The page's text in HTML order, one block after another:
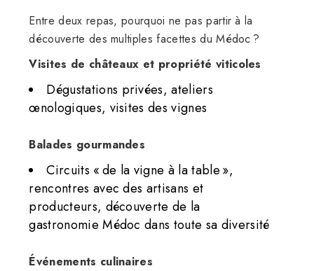
Entre deux repas, pourquoi ne pas partir à la
découverte des multiples facettes du Médoc ?
Visites de châteaux et propriété viticoles
Dégustations privées, ateliers
œnologiques, visites des vignes
Balades gourmandes
Circuits « de la vigne à la table »,
rencontres avec des artisans et
producteurs, découverte de la
gastronomie Médoc dans toute sa diversité
Événements culinaires